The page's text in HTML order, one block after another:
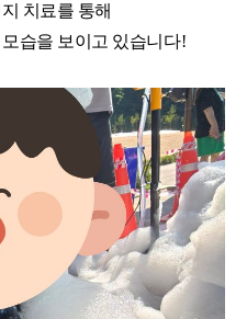
치료를 통해
습을 보이고 있습니다!